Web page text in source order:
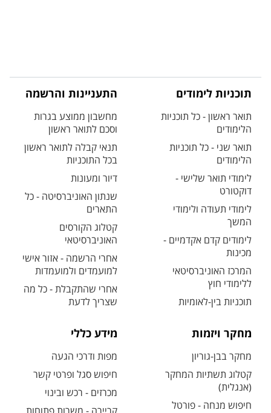
תוכניות לימודים
תואר ראשון - כל תוכניות
הלימודים
תואר שני - כל תוכניות
הלימודים
לימודי תואר שלישי -
דוקטורט
לימודי תעודה ולימודי
המשך
לימודים קדם אקדמיים -
מכינות
המרכז האוניברסיטאי
ללימודי חוץ
תוכניות בין-לאומיות
התעניינות והרשמה
מחשבון ממוצע בגרות
וסכם לתואר ראשון
תנאי קבלה לתואר ראשון
בכל התוכניות
דיור ומעונות
שנתון האוניברסיטה - כל
התארים
קטלוג הקורסים
האוניברסיטאי
אחרי הרשמה - אזור אישי
למועמדים ולמועמדות
אחרי שהתקבלת - כל מה
שצריך לדעת
מחקר ויזמות
מחקר בבן-גוריון
קטלוג תשתיות המחקר
(אנגלית)
חיפוש מנחה - פורטל
מידע כללי
מפות ודרכי הגעה
חיפוש סגל ופרטי קשר
מכרזים - רכש ובינוי